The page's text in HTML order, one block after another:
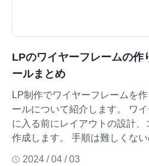
LPのワイヤーフレームの作
ールまとめ
LP制作でワイヤーフレームを
ールについて紹介します。 ワ
に入る前にレイアウトの設計
作成します。 手順は難しくな
2024 / 04 / 03